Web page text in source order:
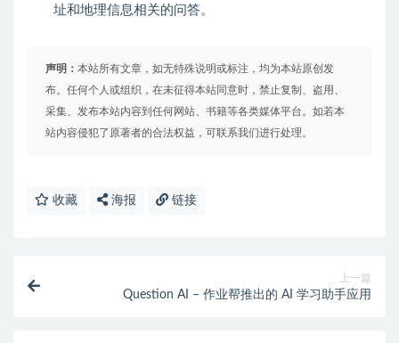
址和地理信息相关的问答。
声明： 本站所有文章，如无特殊说明或标注，均为本站原创发
布。任何个人或组织，在未征得本站同意时，禁止复制、盗用、
采集、发布本站内容到任何网站、书籍等各类媒体平台。如若本
站内容侵犯了原著者的合法权益，可联系我们进行处理。
收藏 海报 链接
上一篇
Question AI – 作业帮推出的 AI 学习助手应用